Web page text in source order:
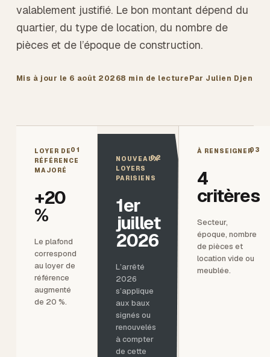
valablement justifié. Le bon montant dépend du
quartier, du type de location, du nombre de
pièces et de l’époque de construction.
Mis à jour le 6 août 20268 min de lecturePar Julien Djen
01
LOYER DE
RÉFÉRENCE
MAJORÉ
+20
%
Le plafond
correspond
au loyer de
référence
augmenté
de 20 %.
02
NOUVEAUX
LOYERS
PARISIENS
1er
juillet
2026
L’arrêté
2026
s’applique
aux baux
signés ou
renouvelés
à compter
de cette
03
À RENSEIGNER
4
critères
Secteur,
époque, nombre
de pièces et
location vide ou
meublée.